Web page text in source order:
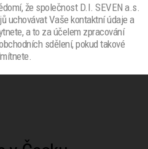
že společnost D.I. SEVEN a.s.
uchovávat Vaše kontaktní údaje a
a to za účelem zpracování
sdělení, pokud takové